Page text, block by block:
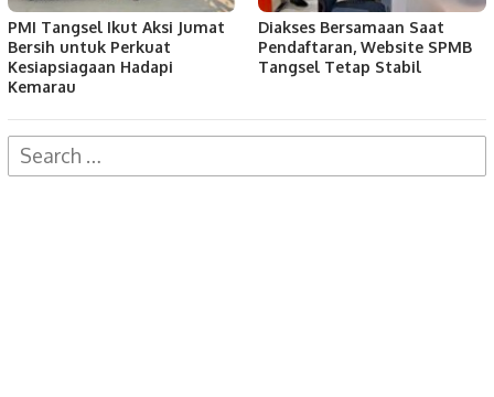
PMI Tangsel Ikut Aksi Jumat
Bersih untuk Perkuat
Kesiapsiagaan Hadapi
Kemarau
Diakses Bersamaan Saat
Pendaftaran, Website SPMB
Tangsel Tetap Stabil
Search
for: